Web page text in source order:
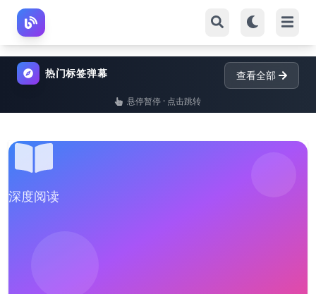
热门标签弹幕 查看全部
悬停暂停 · 点击跳转
深度阅读